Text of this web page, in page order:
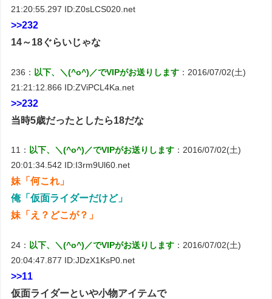
21:20:55.297 ID:Z0sLCS020.net
>>232
14～18ぐらいじゃな
236： 以下、＼(^o^)／でVIPがお送りします ：2016/07/02(土)
21:21:12.866 ID:ZViPCL4Ka.net
>>232
当時5歳だったとしたら18だな
11： 以下、＼(^o^)／でVIPがお送りします ：2016/07/02(土)
20:01:34.542 ID:I3rm9Ul60.net
妹「何これ」
俺「仮面ライダーだけど」
妹「え？どこが？」
24： 以下、＼(^o^)／でVIPがお送りします ：2016/07/02(土)
20:04:47.877 ID:JDzX1KsP0.net
>>11
仮面ライダーといや小物アイテムで